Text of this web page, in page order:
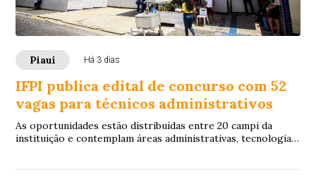
Piauí Há 3 dias
IFPI publica edital de concurso com 52
vagas para técnicos administrativos
As oportunidades estão distribuídas entre 20 campi da
instituição e contemplam áreas administrativas, tecnologia